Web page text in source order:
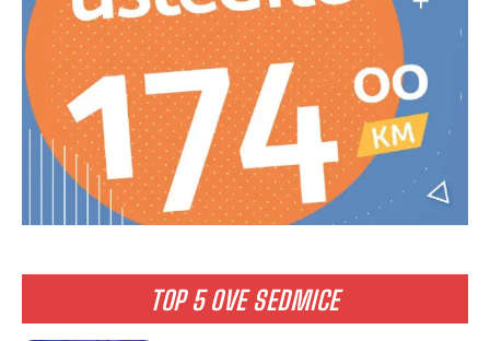
TOP 5 OVE SEDMICE